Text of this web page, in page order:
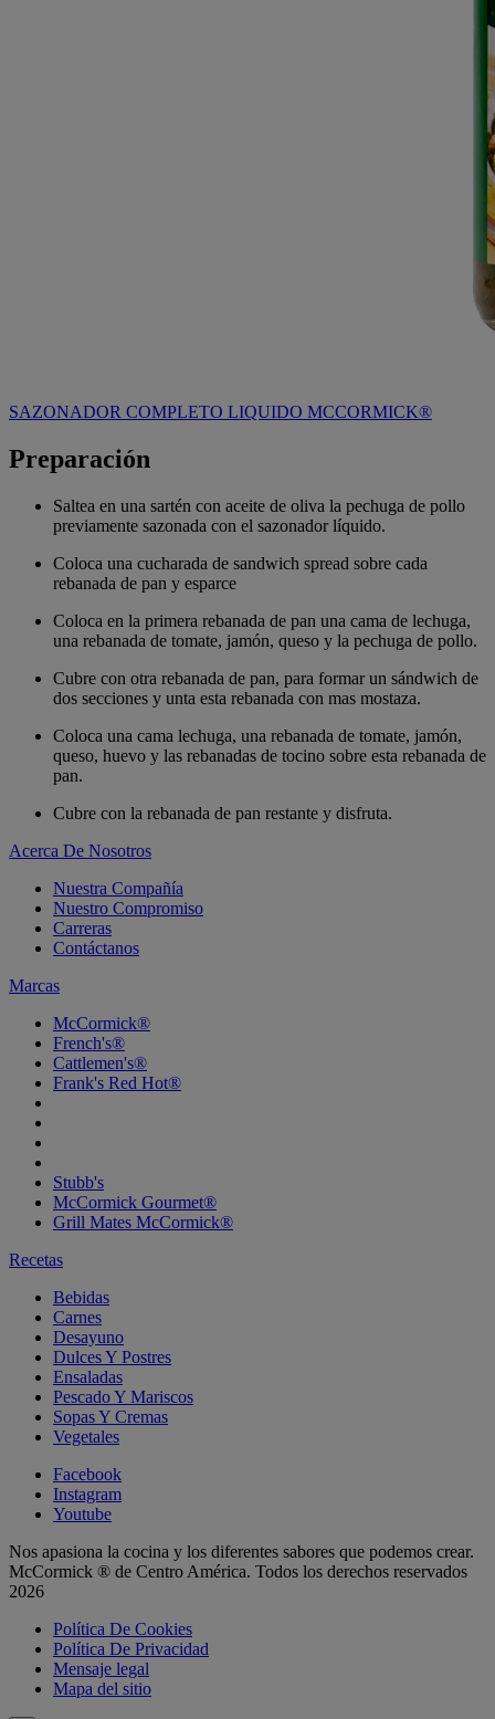
SAZONADOR COMPLETO LIQUIDO MCCORMICK®
Preparación
Saltea en una sartén con aceite de oliva la pechuga de pollo
previamente sazonada con el sazonador líquido.
Coloca una cucharada de sandwich spread sobre cada
rebanada de pan y esparce
Coloca en la primera rebanada de pan una cama de lechuga,
una rebanada de tomate, jamón, queso y la pechuga de pollo.
Cubre con otra rebanada de pan, para formar un sándwich de
dos secciones y unta esta rebanada con mas mostaza.
Coloca una cama lechuga, una rebanada de tomate, jamón,
queso, huevo y las rebanadas de tocino sobre esta rebanada de
pan.
Cubre con la rebanada de pan restante y disfruta.
Acerca De Nosotros
Nuestra Compañía
Nuestro Compromiso
Carreras
Contáctanos
Marcas
McCormick®
French's®
Cattlemen's®
Frank's Red Hot®
Stubb's
McCormick Gourmet®
Grill Mates McCormick®
Recetas
Bebidas
Carnes
Desayuno
Dulces Y Postres
Ensaladas
Pescado Y Mariscos
Sopas Y Cremas
Vegetales
Facebook
Instagram
Youtube
Nos apasiona la cocina y los diferentes sabores que podemos crear.
McCormick ® de Centro América. Todos los derechos reservados
2026
Política De Cookies
Política De Privacidad
Mensaje legal
Mapa del sitio